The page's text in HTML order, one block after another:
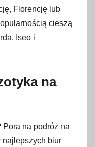
Florencję lub
cieszą
Iseo i
na
na podróż na
najlepszych biur